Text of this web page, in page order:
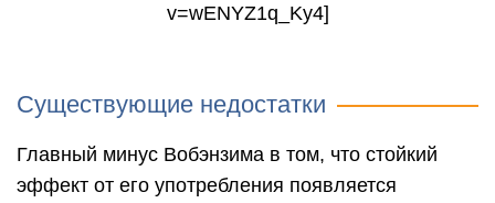
v=wENYZ1q_Ky4]
Существующие недостатки
Главный минус Вобэнзима в том, что стойкий
эффект от его употребления появляется